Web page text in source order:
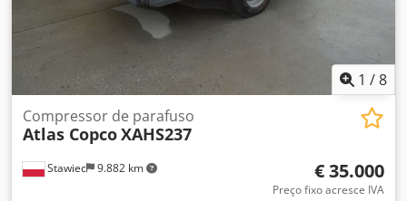
1 /8
Stawiec 9.882 km
Compressor de parafuso
Atlas CopcoXAHS237
€ 35.000
Preço fixo acresce IVA